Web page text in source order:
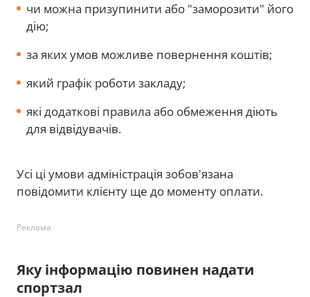
чи можна призупинити або "заморозити" його
дію;
за яких умов можливе повернення коштів;
який графік роботи закладу;
які додаткові правила або обмеження діють
для відвідувачів.
Усі ці умови адміністрація зобов'язана
повідомити клієнту ще до моменту оплати.
Реклама
Яку інформацію повинен надати
спортзал